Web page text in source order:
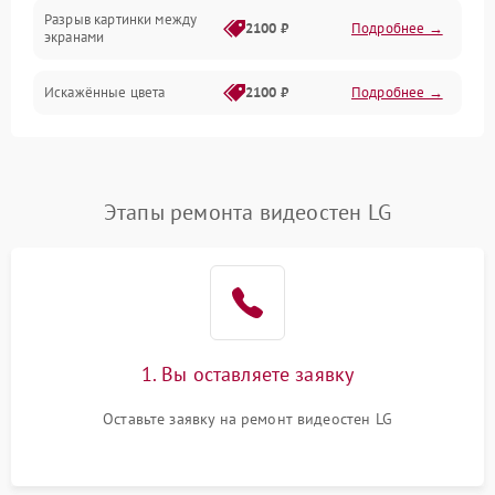
Разрыв картинки между
экранами
2100 ₽ Подробнее →
Искажённые цвета 2100 ₽ Подробнее →
Артефакты изображения Подробнее →
Этапы ремонта видеостен LG
1. Вы оставляете заявку
Оставьте заявку на ремонт видеостен LG